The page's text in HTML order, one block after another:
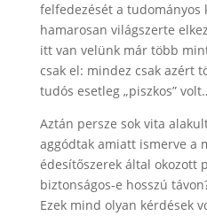
felfedezését a tudományos
hamarosan világszerte
itt van velünk már több
csak el: mindez csak azért
tudós esetleg „piszkos”
Aztán persze sok vita
aggódtak amiatt ismerve a
édesítőszerek által okozott
biztonságos-e hosszú
Ezek mind olyan kérdések